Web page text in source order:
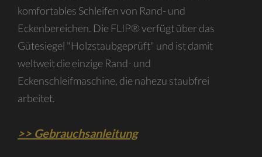
komfortables Schleifen von Rand- und
Eckenbereichen. Die FLIP® verfügt über das
Gütesiegel "Holzstaubgeprüft" und ist damit
weltweit die einzige Rand- und
Eckenschleifmaschine, die nahezu staubfrei
arbeitet.
>> Gebrauchsanleitung